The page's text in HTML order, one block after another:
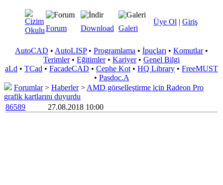
Üye Ol | Giriş
Forum Download Galeri
AutoCAD • AutoLISP• Programlama • İpuçları • Komutlar•
Terimler• Eğitimler• Kariyer• Genel Bilgi
aLd • TCad • FacadeCAD • Cephe Kot • HQ Library • FreeMUST
• Pasdoc.A
Forumlar> Haberler> AMD görselleştirme için Radeon Pro
grafik kartlarını duyurdu
86589
27.08.2018 10:00